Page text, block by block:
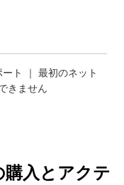
ト ｜ 最初のネット
きません
購入とアクテ